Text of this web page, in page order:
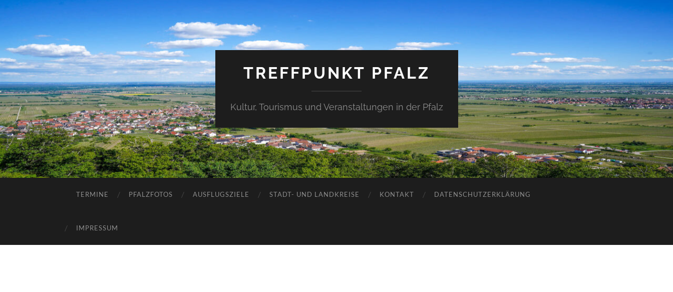
TREFFPUNKT PFALZ
Kultur, Tourismus und Veranstaltungen in der Pfalz
TERMINE PFALZFOTOS AUSFLUGSZIELE STADT- UND LANDKREISE KONTAKT DATENSCHUTZERKLÄRUNG
IMPRESSUM